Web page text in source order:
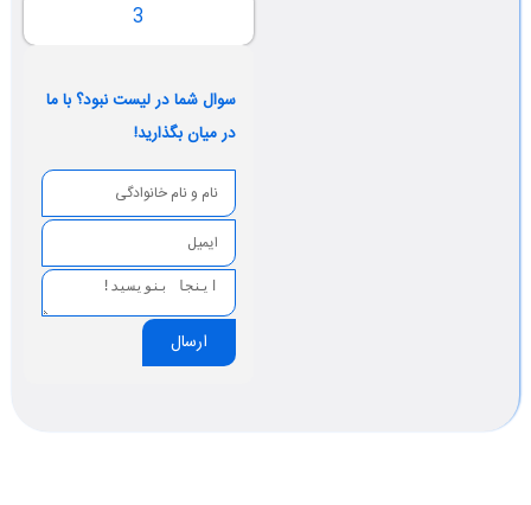
3
سوال شما در لیست نبود؟ با ما
در میان بگذارید!
ارسال